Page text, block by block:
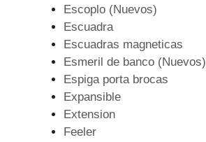
Escoplo (Nuevos)
Escuadra
Escuadras magneticas
Esmeril de banco (Nuevos)
Espiga porta brocas
Expansible
Extension
Feeler